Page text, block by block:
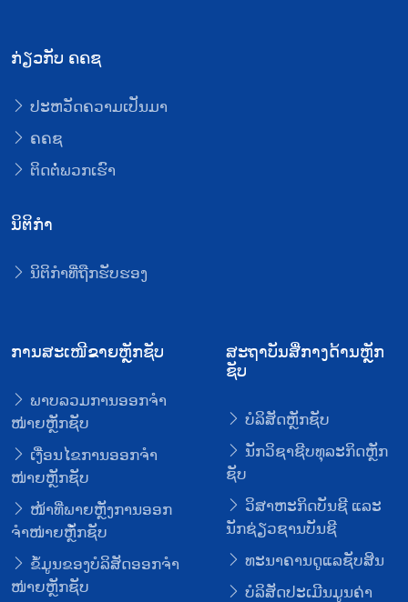
ກ່ຽວກັບ ຄຄຊ
ປະຫວັດຄວາມເປັນມາ
ຄຄຊ
ຕິດຕໍ່ພວກເຮົາ
ນິຕິກໍາ
ນິຕິກໍາທີ່ຖືກຮັບຮອງ
ການສະເໜີຂາຍຫຼັກຊັບ
ພາບລວມການອອກຈໍາ
ໜ່າຍຫຼັກຊັບ
ເງື່ອນໄຂການອອກຈໍາ
ໜ່າຍຫຼັກຊັບ
ໜ້າທີ່ພາຍຫຼັງການອອກ
ຈໍາໜ່າຍຫຼັໍກຊັບ
ຂໍ້ມູນຂອງບໍລິສັດອອກຈໍາ
ໜ່າຍຫຼັກຊັບ
ສະຖາບັນສື່ກາງດ້ານຫຼັກ
ຊັບ
ບໍລິສັດຫຼັກຊັບ
ນັກວິຊາຊີບທຸລະກິດຫຼັກ
ຊັບ
ວິສາຫະກິດບັນຊີ ແລະ
ນັກຊ່ຽວຊານບັນຊີ
ທະນາຄານດູແລຊັບສິນ
ບໍລິສັດປະເມີນມູນຄ່າ